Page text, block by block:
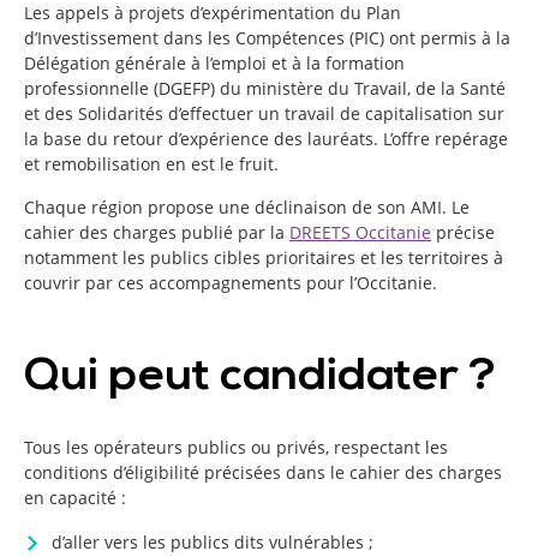
Les appels à projets d’expérimentation du Plan
d’Investissement dans les Compétences (PIC) ont permis à la
Délégation générale à l’emploi et à la formation
professionnelle (DGEFP) du ministère du Travail, de la Santé
et des Solidarités d’effectuer un travail de capitalisation sur
la base du retour d’expérience des lauréats. L’offre repérage
et remobilisation en est le fruit.
Chaque région propose une déclinaison de son AMI. Le
cahier des charges publié par la DREETS Occitanie précise
notamment les publics cibles prioritaires et les territoires à
couvrir par ces accompagnements pour l’Occitanie.
Qui peut candidater ?
Tous les opérateurs publics ou privés, respectant les
conditions d’éligibilité précisées dans le cahier des charges
en capacité :
d’aller vers les publics dits vulnérables ;